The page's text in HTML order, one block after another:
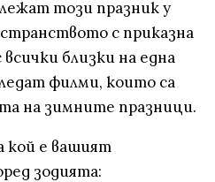
този празник у
с приказна
всички близки на една
филми, които са
на зимните празници.
кой е вашият
зодията: